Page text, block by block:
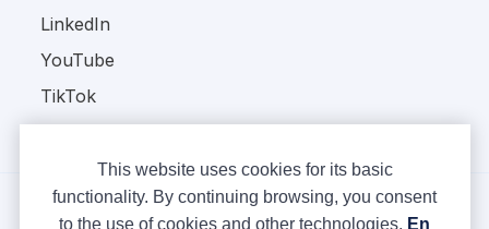
LinkedIn
YouTube
TikTok
This website uses cookies for its basic
functionality. By continuing browsing, you consent
to the use of cookies and other technologies. En